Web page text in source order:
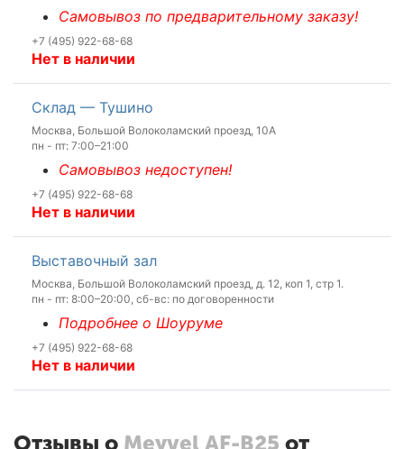
Самовывоз по предварительному заказу!
+7 (495) 922-68-68
Нет в наличии
Склад — Тушино
Москва, Большой Волоколамский проезд, 10А
пн - пт: 7:00–21:00
Самовывоз недоступен!
+7 (495) 922-68-68
Нет в наличии
Выставочный зал
Москва, Большой Волоколамский проезд, д. 12, коп 1, стр 1.
пн - пт: 8:00–20:00, сб-вс: по договоренности
Подробнее о Шоуруме
+7 (495) 922-68-68
Нет в наличии
Отзывы о Meyvel AF-B25 от